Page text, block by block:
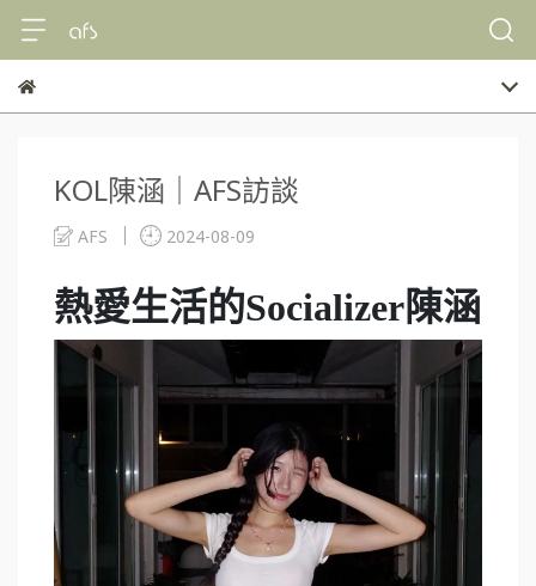
KOL陳涵｜AFS訪談
AFS 2024-08-09
熱愛生活的Socializer陳涵